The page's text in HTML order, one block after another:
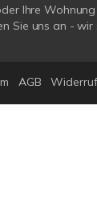
Ihre Wohnung
Sie uns an - wir
AGB